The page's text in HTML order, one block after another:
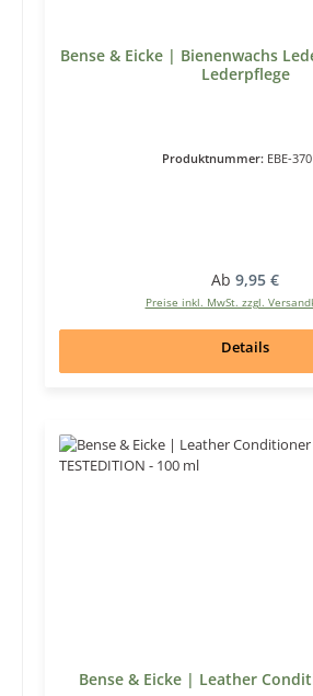
Bense & Eicke | Bienenwachs
Lederpflege
Produktnummer: EBE-
Regulärer
Ab 9,95 €
Preise inkl. MwSt. zzgl.
Details
Bense & Eicke | Leather